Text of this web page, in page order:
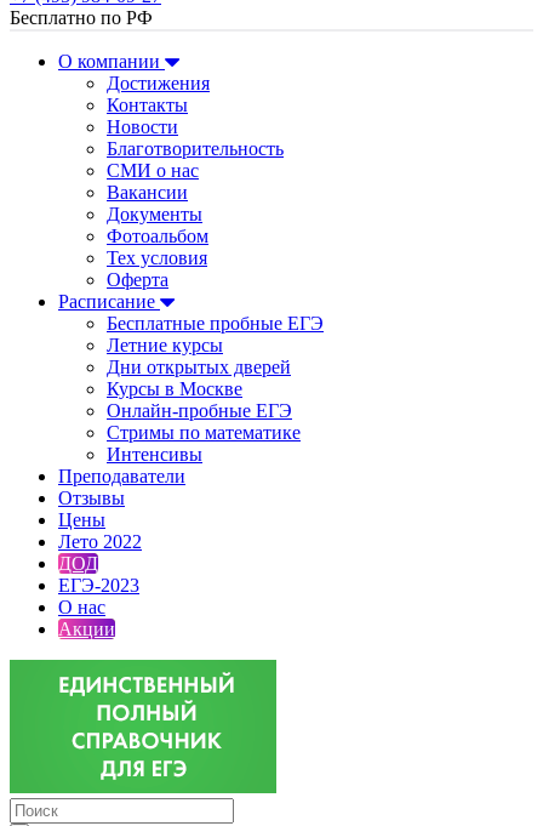
Бесплатно по РФ
О компании
Достижения
Контакты
Новости
Благотворительность
СМИ о нас
Вакансии
Документы
Фотоальбом
Тех условия
Оферта
Расписание
Бесплатные пробные ЕГЭ
Летние курсы
Дни открытых дверей
Курсы в Москве
Онлайн-пробные ЕГЭ
Стримы по математике
Интенсивы
Преподаватели
Отзывы
Цены
Лето 2022
ДОД
ЕГЭ-2023
О нас
Акции